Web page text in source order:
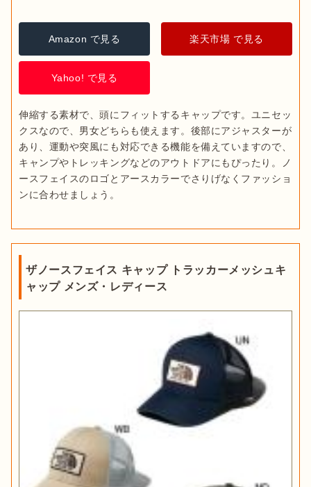
Amazon で見る 楽天市場 で見る
Yahoo! で見る
伸縮する素材で、頭にフィットするキャップです。ユニセッ
クスなので、男女どちらも使えます。後部にアジャスターが
あり、運動や突風にも対応できる機能を備えていますので、
キャンプやトレッキングなどのアウトドアにもぴったり。ノ
ースフェイスのロゴとアースカラーでさりげなくファッショ
ンに合わせましょう。
ザノースフェイス キャップ トラッカーメッシュキ
ャップ メンズ・レディース